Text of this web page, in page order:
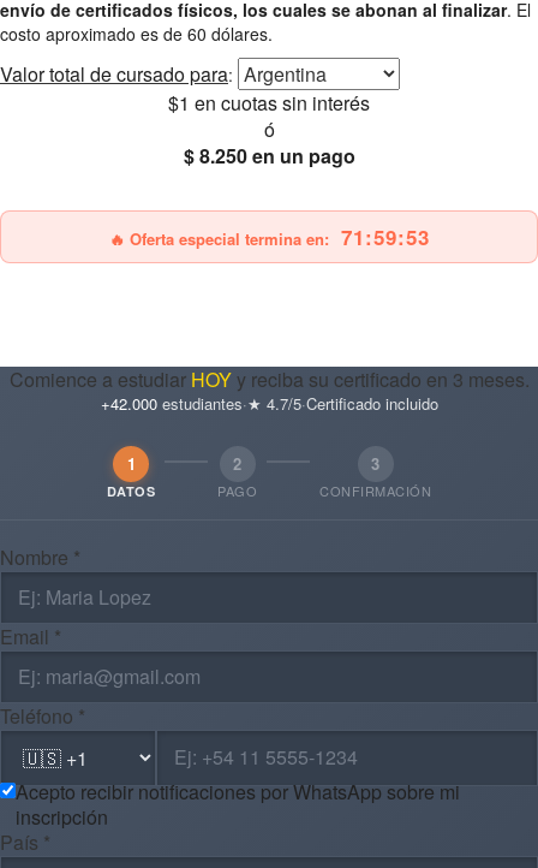
envío de certificados físicos, los cuales se abonan al finalizar. El
costo aproximado es de 60 dólares.
Valor total de cursado para:
$1 en cuotas sin interés
ó
$ 8.250en un pago
🔥 Oferta especial termina en: 71:59:51
Comience a estudiar HOYy reciba su certificado en 3 meses.
+42.000estudiantes·★ 4.7/5·Certificado incluido
1
DATOS
2
PAGO
3
CONFIRMACIÓN
Nombre *
Email *
Teléfono *
Acepto recibir notificaciones por WhatsApp sobre mi
inscripción
País *